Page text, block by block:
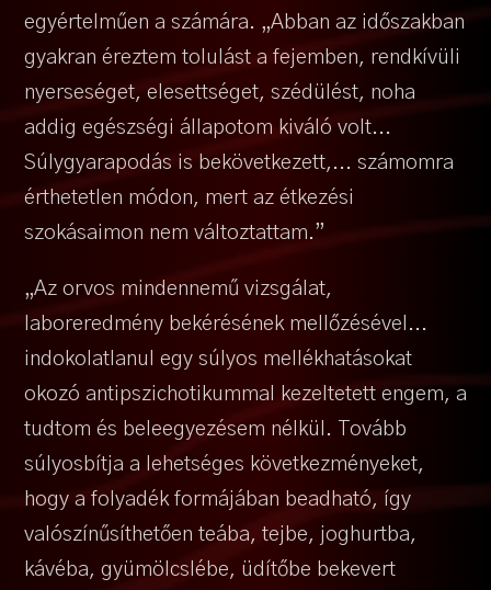
egyértelműen a számára. „Abban az időszakban
gyakran éreztem tolulást a fejemben, rendkívüli
nyerseséget, elesettséget, szédülést, noha
addig egészségi állapotom kiváló volt...
Súlygyarapodás is bekövetkezett,... számomra
érthetetlen módon, mert az étkezési
szokásaimon nem változtattam.”
„Az orvos mindennemű vizsgálat,
laboreredmény bekérésének mellőzésével...
indokolatlanul egy súlyos mellékhatásokat
okozó antipszichotikummal kezeltetett engem, a
tudtom és beleegyezésem nélkül. Tovább
súlyosbítja a lehetséges következményeket,
hogy a folyadék formájában beadható, így
valószínűsíthetően teába, tejbe, joghurtba,
kávéba, gyümölcslébe, üdítőbe bekevert